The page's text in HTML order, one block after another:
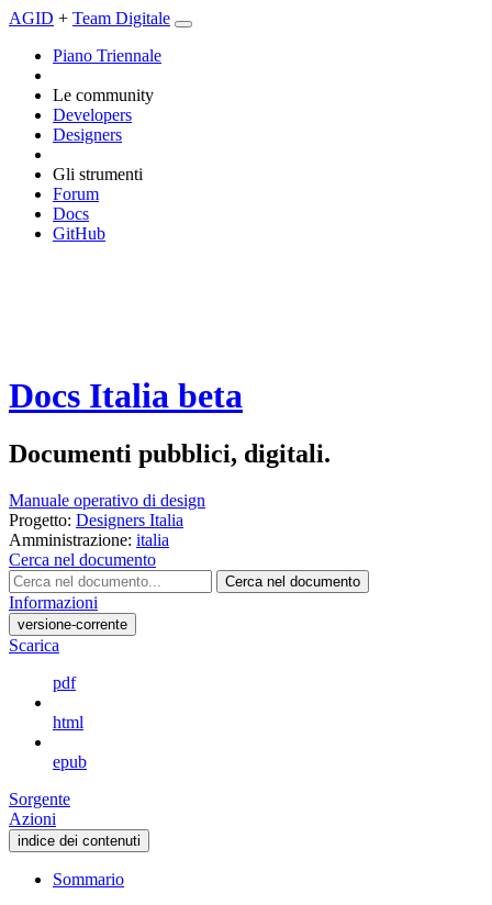
AGID + Team Digitale
Piano Triennale
Le community
Developers
Designers
Gli strumenti
Forum
Docs
GitHub
Docs Italia beta
Documenti pubblici, digitali.
Manuale operativo di design
Progetto: Designers Italia
Amministrazione: italia
Cerca nel documento
Cerca nel documento
Informazioni
versione-corrente
Scarica
pdf
html
epub
Sorgente
Azioni
indice dei contenuti
Sommario